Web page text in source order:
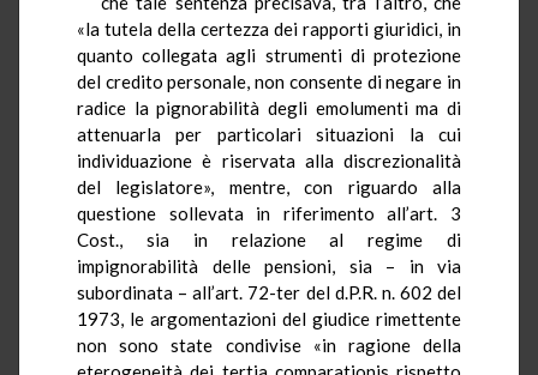
«la tutela della certezza dei rapporti giuridici, in
quanto collegata agli strumenti di protezione
del credito personale, non consente di negare in
radice la pignorabilità degli emolumenti ma di
attenuarla per particolari situazioni la cui
individuazione è riservata alla discrezionalità
del legislatore», mentre, con riguardo alla
questione sollevata in riferimento all’art. 3
Cost., sia in relazione al regime di
impignorabilità delle pensioni, sia – in via
subordinata – all’art. 72-ter del d.P.R. n. 602 del
1973, le argomentazioni del giudice rimettente
non sono state condivise «in ragione della